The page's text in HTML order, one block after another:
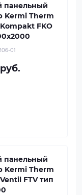
панельный
Kermi Therm
FKO
01
панельный
Kermi Therm
FTV тип